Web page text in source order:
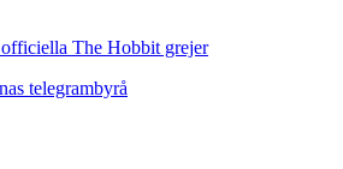
The Hobbit grejer
telegrambyrå